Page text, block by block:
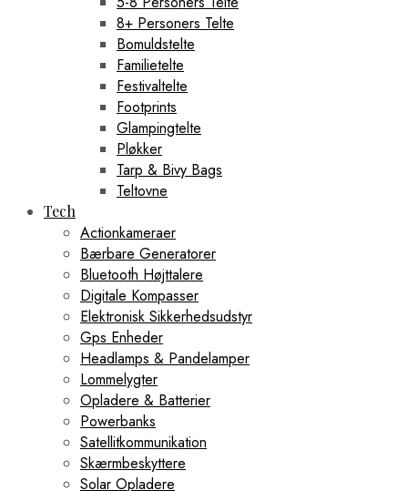
8+ Personers Telte
Bomuldstelte
Familietelte
Festivaltelte
Footprints
Glampingtelte
Pløkker
Tarp & Bivy Bags
Teltovne
Tech
Actionkameraer
Bærbare Generatorer
Bluetooth Højttalere
Digitale Kompasser
Elektronisk Sikkerhedsudstyr
Gps Enheder
Headlamps & Pandelamper
Lommelygter
Opladere & Batterier
Powerbanks
Satellitkommunikation
Skærmbeskyttere
Solar Opladere